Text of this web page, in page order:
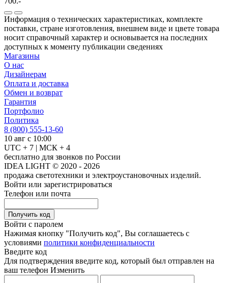
Информация о технических характеристиках, комплекте
поставки, стране изготовления, внешнем виде и цвете товара
носит справочный характер и основывается на последних
доступных к моменту публикации сведениях
Магазины
О нас
Дизайнерам
Оплата и доставка
Обмен и возврат
Гарантия
Портфолио
Политика
8 (800) 555-13-60
10 авг с 10:00
UTC + 7 | МСК + 4
бесплатно для звонков по России
IDEA LIGHT © 2020 - 2026
продажа светотехники и электроустановочных изделий.
Войти или зарегистрироваться
Телефон или почта
Получить код
Войти с паролем
Нажимая кнопку "Получить код", Вы соглашаетесь с
условиями политики конфиденциальности
Введите код
Для подтверждения введите код, который был отправлен на
ваш телефон Изменить